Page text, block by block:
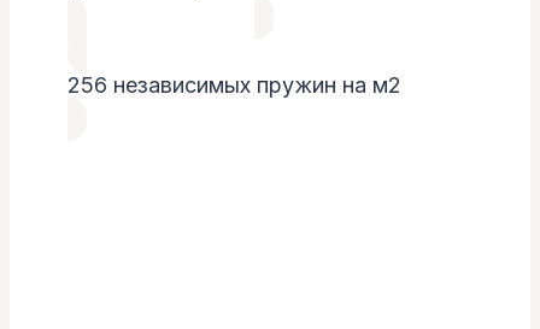
256 независимых пружин на м2